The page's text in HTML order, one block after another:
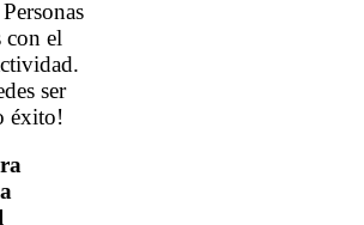
con el
ser
éxito!